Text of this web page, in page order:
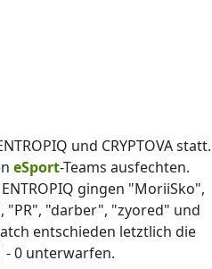
und CRYPTOVA statt.
eSport-Teams ausfechten.
gingen "MoriiSko",
"PR", "darber", "zyored" und
entschieden letztlich die
- 0 unterwarfen.